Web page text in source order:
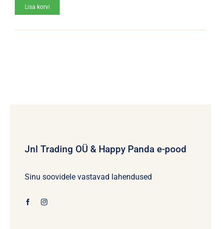
Lisa korvi
Jnl Trading OÜ & Happy Panda e-pood
Sinu soovidele vastavad lahendused